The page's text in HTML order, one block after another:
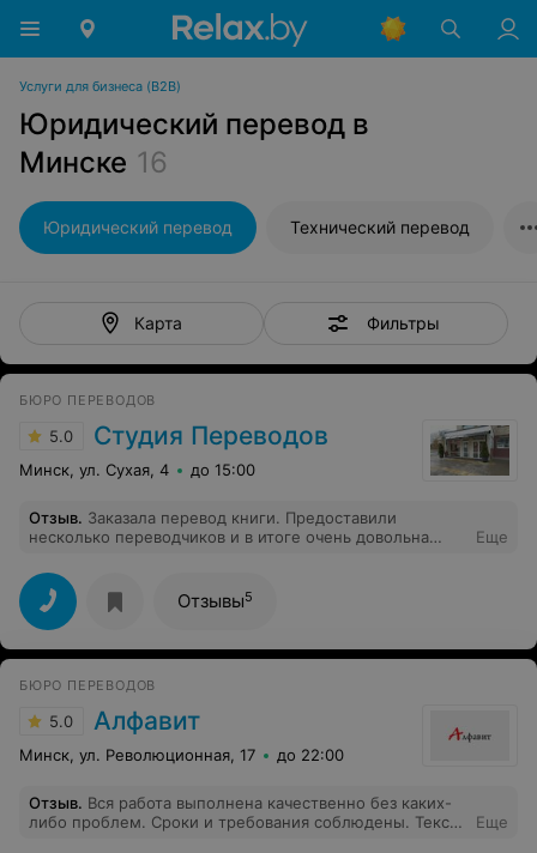
Услуги для бизнеса (B2B)
Юридический перевод в
Минске 16
Юридический перевод Технический перевод
Карта Фильтры
БЮРО ПЕРЕВОДОВ
5.0 Студия Переводов
Минск, ул. Сухая, 4 до 15:00
Отзыв. Заказала перевод книги. Предоставили
несколько переводчиков и в итоге очень довольна
Еще
Отзывы5
БЮРО ПЕРЕВОДОВ
5.0 Алфавит
Минск, ул. Революционная, 17 до 22:00
Отзыв. Вся работа выполнена качественно без каких-
либо проблем. Сроки и требования соблюдены. Текст
Еще